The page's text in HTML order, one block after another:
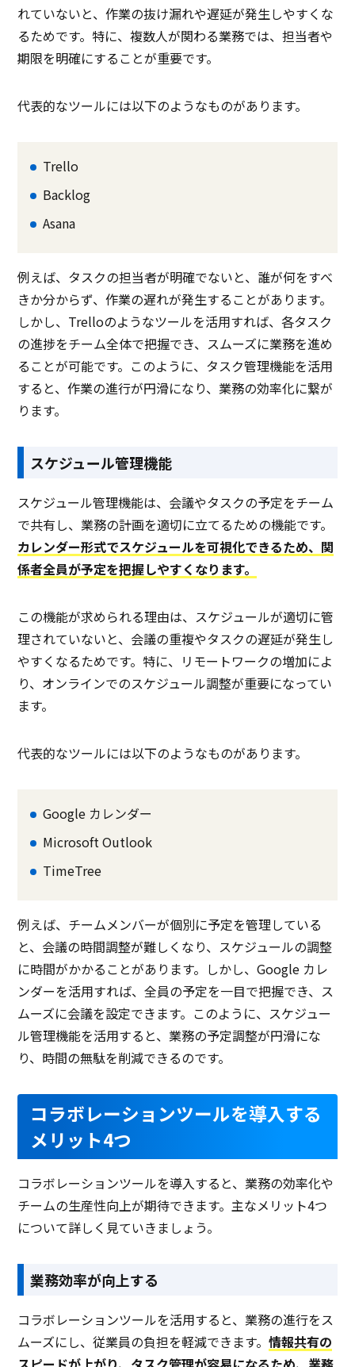
れていないと、作業の抜け漏れや遅延が発生しやすくな
るためです。特に、複数人が関わる業務では、担当者や
期限を明確にすることが重要です。
代表的なツールには以下のようなものがあります。
Trello
Backlog
Asana
例えば、タスクの担当者が明確でないと、誰が何をすべ
きか分からず、作業の遅れが発生することがあります。
しかし、Trelloのようなツールを活用すれば、各タスク
の進捗をチーム全体で把握でき、スムーズに業務を進め
ることが可能です。このように、タスク管理機能を活用
すると、作業の進行が円滑になり、業務の効率化に繋が
ります。
スケジュール管理機能
スケジュール管理機能は、会議やタスクの予定をチーム
で共有し、業務の計画を適切に立てるための機能です。
カレンダー形式でスケジュールを可視化できるため、関
係者全員が予定を把握しやすくなります。
この機能が求められる理由は、スケジュールが適切に管
理されていないと、会議の重複やタスクの遅延が発生し
やすくなるためです。特に、リモートワークの増加によ
り、オンラインでのスケジュール調整が重要になってい
ます。
代表的なツールには以下のようなものがあります。
Google カレンダー
Microsoft Outlook
TimeTree
例えば、チームメンバーが個別に予定を管理している
と、会議の時間調整が難しくなり、スケジュールの調整
に時間がかかることがあります。しかし、Google カレ
ンダーを活用すれば、全員の予定を一目で把握でき、ス
ムーズに会議を設定できます。このように、スケジュー
ル管理機能を活用すると、業務の予定調整が円滑にな
り、時間の無駄を削減できるのです。
コラボレーションツールを導入する
メリット4つ
コラボレーションツールを導入すると、業務の効率化や
チームの生産性向上が期待できます。主なメリット4つ
について詳しく見ていきましょう。
業務効率が向上する
コラボレーションツールを活用すると、業務の進行をス
ムーズにし、従業員の負担を軽減できます。情報共有の